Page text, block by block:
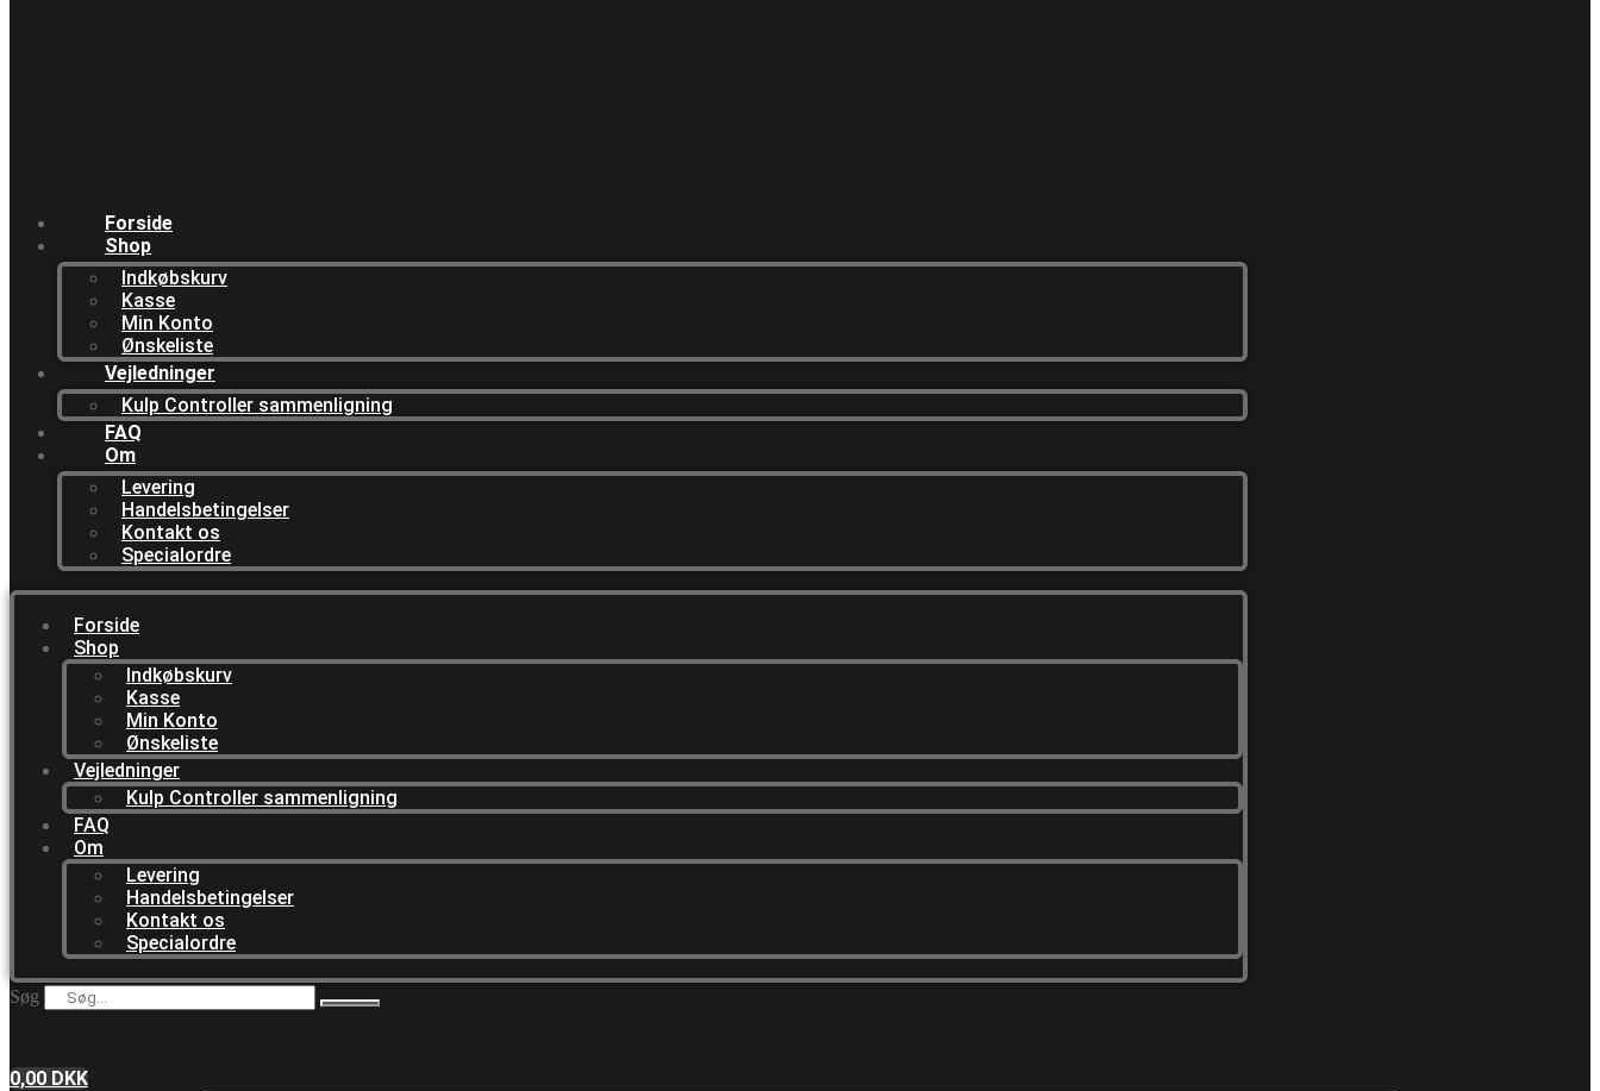
Forside
Shop
Indkøbskurv
Kasse
Min Konto
Ønskeliste
Vejledninger
Kulp Controller sammenligning
FAQ
Om
Levering
Handelsbetingelser
Kontakt os
Specialordre
Forside
Shop
Indkøbskurv
Kasse
Min Konto
Ønskeliste
Vejledninger
Kulp Controller sammenligning
FAQ
Om
Levering
Handelsbetingelser
Kontakt os
Specialordre
Søg
0,00 DKK